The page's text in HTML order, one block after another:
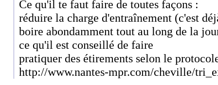
Ce qu'il te faut faire de toutes façons :
réduire la charge d'entraînement (c'est
boire abondamment tout au long de la
ce qu'il est conseillé de faire
pratiquer des étirements selon le
http://www.nantes-mpr.com/cheville/